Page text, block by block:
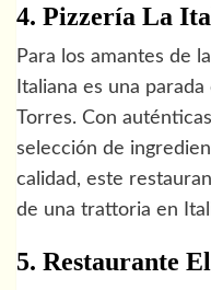
4. Pizzería La
Para los amantes de
Italiana es una
Torres. Con
selección de
calidad, este
de una trattoria en
5. Restaurante